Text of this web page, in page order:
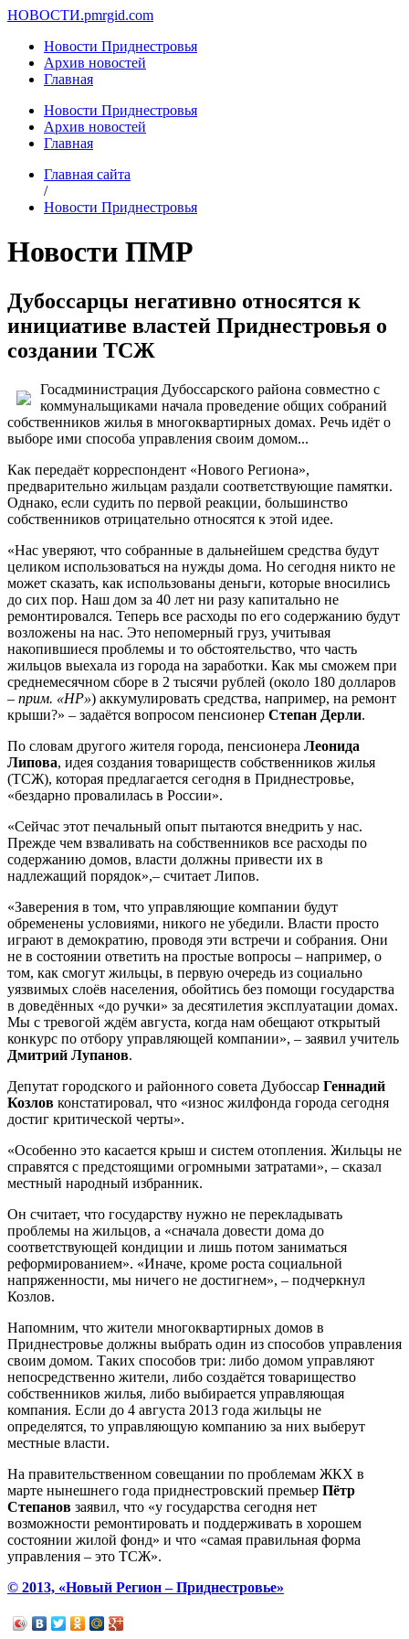
НОВОСТИ.pmrgid.com
Новости Приднестровья
Архив новостей
Главная
Новости Приднестровья
Архив новостей
Главная
Главная сайта
/
Новости Приднестровья
Новости ПМР
Дубоссарцы негативно относятся к
инициативе властей Приднестровья о
создании ТСЖ
Госадминистрация Дубоссарского района совместно с
коммунальщиками начала проведение общих собраний
собственников жилья в многоквартирных домах. Речь идёт о
выборе ими способа управления своим домом...
Как передаёт корреспондент «Нового Региона»,
предварительно жильцам раздали соответствующие памятки.
Однако, если судить по первой реакции, большинство
собственников отрицательно относятся к этой идее.
«Нас уверяют, что собранные в дальнейшем средства будут
целиком использоваться на нужды дома. Но сегодня никто не
может сказать, как использованы деньги, которые вносились
до сих пор. Наш дом за 40 лет ни разу капитально не
ремонтировался. Теперь все расходы по его содержанию будут
возложены на нас. Это непомерный груз, учитывая
накопившиеся проблемы и то обстоятельство, что часть
жильцов выехала из города на заработки. Как мы сможем при
среднемесячном сборе в 2 тысячи рублей (около 180 долларов
– прим. «НР») аккумулировать средства, например, на ремонт
крыши?» – задаётся вопросом пенсионер Степан Дерли.
По словам другого жителя города, пенсионера Леонида
Липова, идея создания товариществ собственников жилья
(ТСЖ), которая предлагается сегодня в Приднестровье,
«бездарно провалилась в России».
«Сейчас этот печальный опыт пытаются внедрить у нас.
Прежде чем взваливать на собственников все расходы по
содержанию домов, власти должны привести их в
надлежащий порядок»,– считает Липов.
«Заверения в том, что управляющие компании будут
обременены условиями, никого не убедили. Власти просто
играют в демократию, проводя эти встречи и собрания. Они
не в состоянии ответить на простые вопросы – например, о
том, как смогут жильцы, в первую очередь из социально
уязвимых слоёв населения, обойтись без помощи государства
в доведённых «до ручки» за десятилетия эксплуатации домах.
Мы с тревогой ждём августа, когда нам обещают открытый
конкурс по отбору управляющей компании», – заявил учитель
Дмитрий Лупанов.
Депутат городского и районного совета Дубоссар Геннадий
Козлов констатировал, что «износ жилфонда города сегодня
достиг критической черты».
«Особенно это касается крыш и систем отопления. Жильцы не
справятся с предстоящими огромными затратами», – сказал
местный народный избранник.
Он считает, что государству нужно не перекладывать
проблемы на жильцов, а «сначала довести дома до
соответствующей кондиции и лишь потом заниматься
реформированием». «Иначе, кроме роста социальной
напряженности, мы ничего не достигнем», – подчеркнул
Козлов.
Напомним, что жители многоквартирных домов в
Приднестровье должны выбрать один из способов управления
своим домом. Таких способов три: либо домом управляют
непосредственно жители, либо создаётся товарищество
собственников жилья, либо выбирается управляющая
компания. Если до 4 августа 2013 года жильцы не
определятся, то управляющую компанию за них выберут
местные власти.
На правительственном совещании по проблемам ЖКХ в
марте нынешнего года приднестровский премьер Пётр
Степанов заявил, что «у государства сегодня нет
возможности ремонтировать и поддерживать в хорошем
состоянии жилой фонд» и что «самая правильная форма
управления – это ТСЖ».
© 2013, «Новый Регион – Приднестровье»